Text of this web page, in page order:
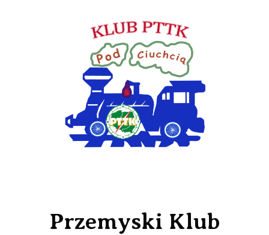
Przemyski Klub